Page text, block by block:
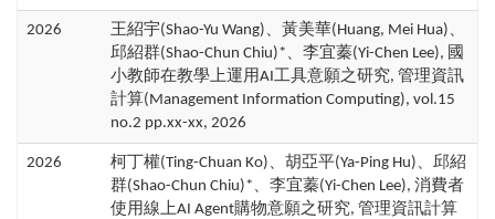
2026
王紹宇(Shao-Yu Wang)、黃美華(Huang, Mei Hua)、
邱紹群(Shao-Chun Chiu)*、李宜蓁(Yi-Chen Lee), 國
小教師在教學上運用AI工具意願之研究, 管理資訊
計算(Management Information Computing), vol.15
no.2 pp.xx-xx, 2026
2026
柯丁權(Ting-Chuan Ko)、胡亞平(Ya-Ping Hu)、邱紹
群(Shao-Chun Chiu)*、李宜蓁(Yi-Chen Lee), 消費者
使用線上AI Agent購物意願之研究, 管理資訊計算